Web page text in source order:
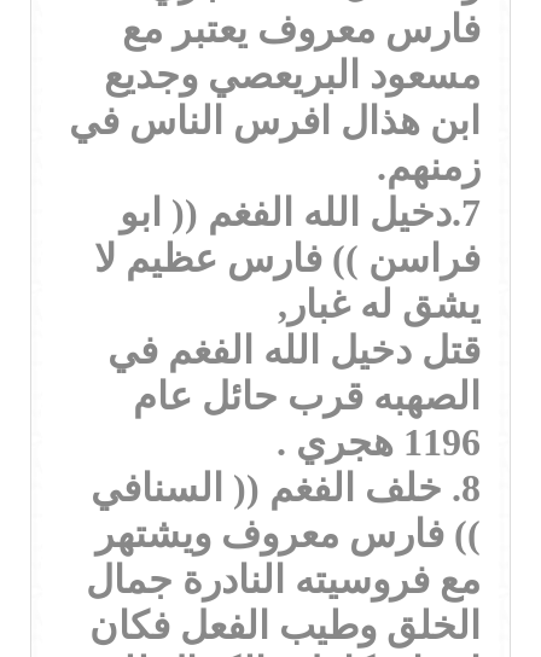
فارس معروف يعتبر مع
مسعود البريعصي وجديع
ابن هذال افرس الناس في
زمنهم.
7.دخيل الله الفغم (( ابو
فراسن )) فارس عظيم لا
يشق له غبار,
قتل دخيل الله الفغم في
الصهبه قرب حائل عام
1196 هجري .
8. خلف الفغم (( السنافي
)) فارس معروف ويشتهر
مع فروسيته النادرة جمال
الخلق وطيب الفعل فكان